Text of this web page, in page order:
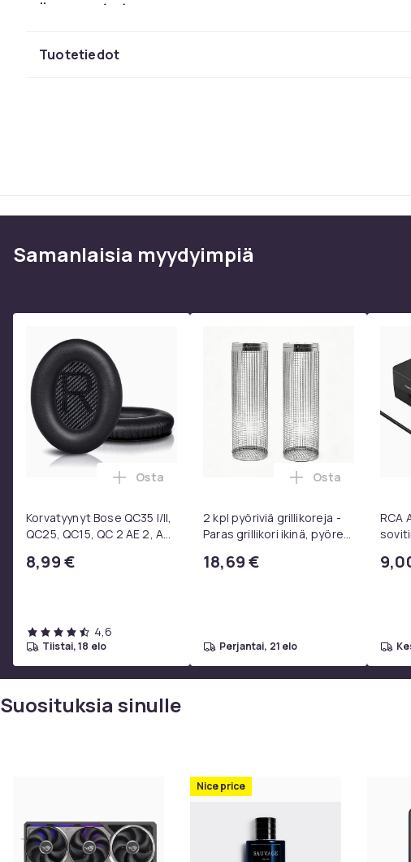
Äänitaso (dB)
Paino
Tuotetiedot
Samanlaisia ​​myydyimpiä
Korvatyynyt Bose QC35 I/II,
QC25, QC15, QC 2 AE 2, AE
SoundLink Black
8,99 €
Lisää Korvatyynyt Bose QC35 I/II, QC25, QC15,
Osta
4,6
tiistai, 18 elo
2 kpl pyöriviä grillikoreja -
Paras grillikori ikinä, pyöreä
teräksestä valmistettu
18,69 €
Lisää 2 kpl
Osta
perjantai, 21 elo
RCA
Suosituksia sinulle
Nice price